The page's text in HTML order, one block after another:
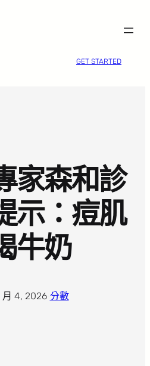
GET STARTED
家森和診
示：痘肌
牛奶
月 4, 2026· 分數